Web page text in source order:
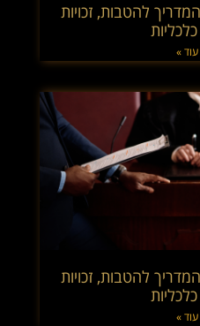
להטבות, זכויות
»
להטבות, זכויות
»